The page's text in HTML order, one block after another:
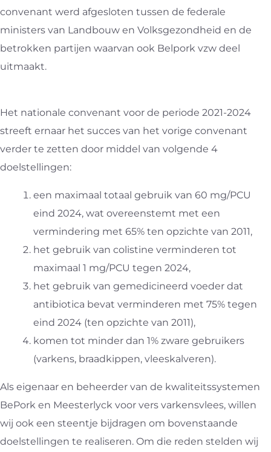
convenant werd afgesloten tussen de federale
ministers van Landbouw en Volksgezondheid en de
betrokken partijen waarvan ook Belpork vzw deel
uitmaakt.
Het nationale convenant voor de periode 2021-2024
streeft ernaar het succes van het vorige convenant
verder te zetten door middel van volgende 4
doelstellingen:
een maximaal totaal gebruik van 60 mg/PCU
eind 2024, wat overeenstemt met een
vermindering met 65% ten opzichte van 2011,
het gebruik van colistine verminderen tot
maximaal 1 mg/PCU tegen 2024,
het gebruik van gemedicineerd voeder dat
antibiotica bevat verminderen met 75% tegen
eind 2024 (ten opzichte van 2011),
komen tot minder dan 1% zware gebruikers
(varkens, braadkippen, vleeskalveren).
Als eigenaar en beheerder van de kwaliteitssystemen
BePork en Meesterlyck voor vers varkensvlees, willen
wij ook een steentje bijdragen om bovenstaande
doelstellingen te realiseren. Om die reden stelden wij